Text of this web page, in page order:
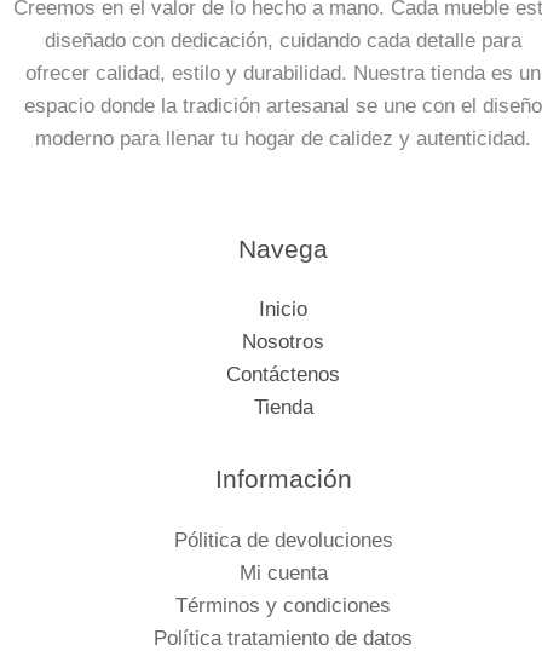
Creemos en el valor de lo hecho a mano. Cada mueble
diseñado con dedicación, cuidando cada detalle para
ofrecer calidad, estilo y durabilidad. Nuestra tienda es un
espacio donde la tradición artesanal se une con el diseño
moderno para llenar tu hogar de calidez y autenticidad.
Navega
Inicio
Nosotros
Contáctenos
Tienda
Información
Pólitica de devoluciones
Mi cuenta
Términos y condiciones
Política tratamiento de datos